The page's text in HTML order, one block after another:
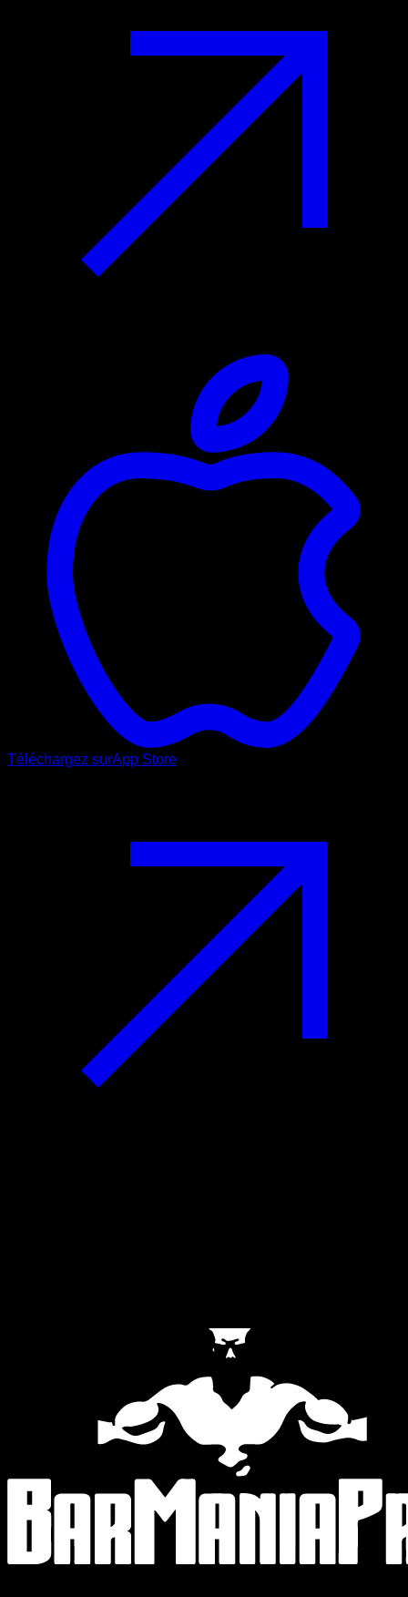
Téléchargez surApp Store